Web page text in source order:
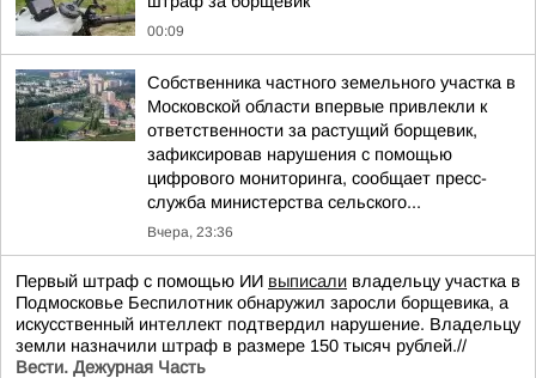
00:09
Собственника частного земельного участка в
Московской области впервые привлекли к
ответственности за растущий борщевик,
зафиксировав нарушения с помощью
цифрового мониторинга, сообщает пресс-
служба министерства сельского...
Вчера, 23:36
Первый штраф с помощью ИИ выписали владельцу участка в
Подмосковье Беспилотник обнаружил заросли борщевика, а
искусственный интеллект подтвердил нарушение. Владельцу
земли назначили штраф в размере 150 тысяч рублей.//
Вести. Дежурная Часть